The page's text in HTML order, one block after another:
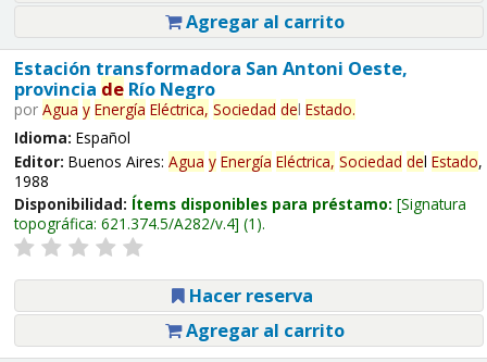
Agregar al carrito
Estación transformadora San Antoni Oeste,
provincia deRío Negro
por Agua y Energía Eléctrica, Sociedad del Estado.
Idioma: Español
Editor: Buenos Aires: Agua y Energía Eléctrica, Sociedad del Estado,
1988
Disponibilidad: Ítems disponibles para préstamo: Signatura
topográfica: 621.374.5/A282/v.4 (1).
Hacer reserva
Agregar al carrito